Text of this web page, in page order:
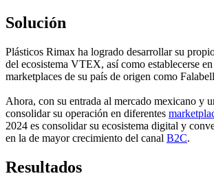
Solución
Plásticos Rimax ha logrado desarrollar su
del ecosistema VTEX, así como establecerse
marketplaces de su país de origen como
Ahora, con su entrada al mercado mexicano y
consolidar su operación en diferentes
2024 es consolidar su ecosistema digital y
en la de mayor crecimiento del canal B2C.
Resultados